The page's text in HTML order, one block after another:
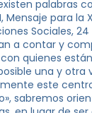
palabras
para la
Sociales, 24
a contar y
quienes
una y otra
este
sabremos